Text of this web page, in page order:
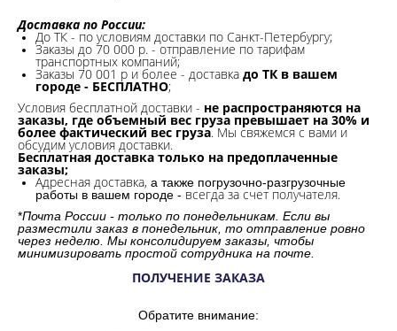
Доставка по России:
До ТК - по условиям доставки по Санкт-Петербургу;
Заказы до 70 000 р. - отправление по тарифам
транспортных компаний;
Заказы 70 001 р и более - доставка до ТК в вашем
городе - БЕСПЛАТНО;
Условия бесплатной доставки - не распространяются на
заказы, где объемный вес груза превышает на 30% и
более фактический вес груза. Мы свяжемся с вами и
обсудим условия доставки.
Бесплатная доставка только на предоплаченные
заказы;
Адресная доставка, а также погрузочно-разгрузочные
работы в вашем городе - всегда за счет получателя.
*Почта России - только по понедельникам. Если вы
разместили заказ в понедельник, то отправление ровно
через неделю. Мы консолидируем заказы, чтобы
минимизировать простой сотрудника на почте.
ПОЛУЧЕНИЕ ЗАКАЗА
Обратите внимание: